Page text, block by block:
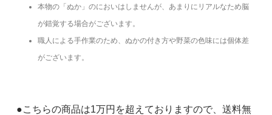
本物の「ぬか」のにおいはしませんが、あまりにリアルなため脳
が錯覚する場合がございます。
職人による手作業のため、ぬかの付き方や野菜の色味には個体差
がございます。
●こちらの商品は1万円を超えておりますので、送料無